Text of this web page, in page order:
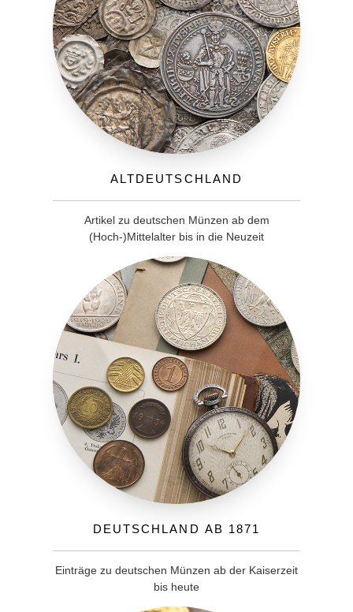
Altdeutschland
Artikel zu deutschen Münzen ab dem
(Hoch-)Mittelalter bis in die Neuzeit
Deutschland ab 1871
Einträge zu deutschen Münzen ab der Kaiserzeit
bis heute